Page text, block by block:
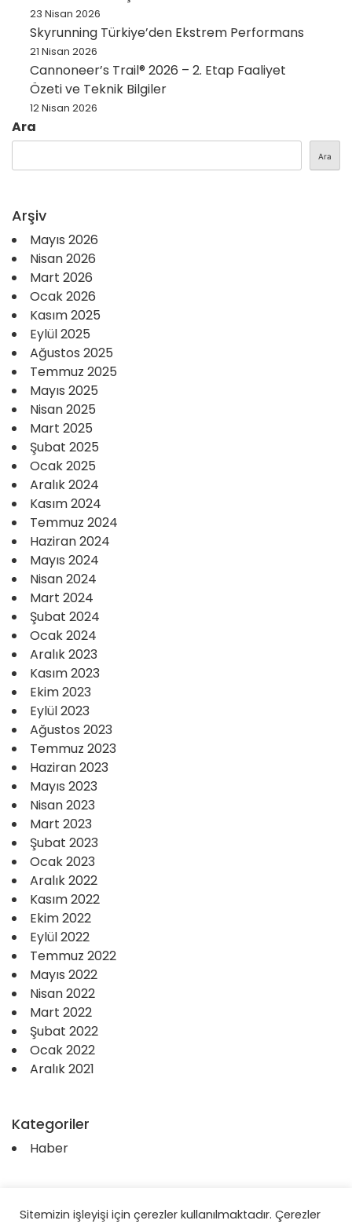
23 Nisan 2026
Skyrunning Türkiye’den Ekstrem Performans
21 Nisan 2026
Cannoneer’s Trail® 2026 – 2. Etap Faaliyet
Özeti ve Teknik Bilgiler
12 Nisan 2026
Ara
Ara
Arşiv
Mayıs 2026
Nisan 2026
Mart 2026
Ocak 2026
Kasım 2025
Eylül 2025
Ağustos 2025
Temmuz 2025
Mayıs 2025
Nisan 2025
Mart 2025
Şubat 2025
Ocak 2025
Aralık 2024
Kasım 2024
Temmuz 2024
Haziran 2024
Mayıs 2024
Nisan 2024
Mart 2024
Şubat 2024
Ocak 2024
Aralık 2023
Kasım 2023
Ekim 2023
Eylül 2023
Ağustos 2023
Temmuz 2023
Haziran 2023
Mayıs 2023
Nisan 2023
Mart 2023
Şubat 2023
Ocak 2023
Aralık 2022
Kasım 2022
Ekim 2022
Eylül 2022
Temmuz 2022
Mayıs 2022
Nisan 2022
Mart 2022
Şubat 2022
Ocak 2022
Aralık 2021
Kategoriler
Haber
Sitemizin işleyişi için çerezler kullanılmaktadır. Çerezler